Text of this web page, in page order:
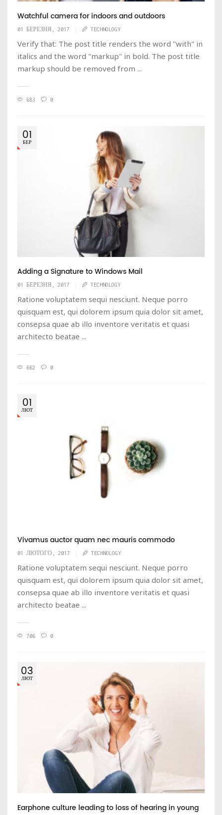
Watchful camera for indoors and outdoors
01 БЕРЕЗНЯ, 2017 TECHNOLOGY
Verify that: The post title renders the word "with" in
italics and the word "markup" in bold. The post title
markup should be removed from ...
683 0
01
БЕР
Adding a Signature to Windows Mail
01 БЕРЕЗНЯ, 2017 TECHNOLOGY
Ratione voluptatem sequi nesciunt. Neque porro
quisquam est, qui dolorem ipsum quia dolor sit amet,
consepsa quae ab illo inventore veritatis et quasi
architecto beatae ...
662 0
01
ЛЮТ
Vivamus auctor quam nec mauris commodo
01 ЛЮТОГО, 2017 TECHNOLOGY
Ratione voluptatem sequi nesciunt. Neque porro
quisquam est, qui dolorem ipsum quia dolor sit amet,
consepsa quae ab illo inventore veritatis et quasi
architecto beatae ...
706 0
03
ЛЮТ
Earphone culture leading to loss of hearing in young